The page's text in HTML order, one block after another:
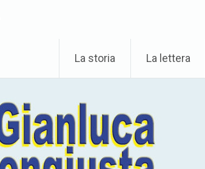
La storia La lettera